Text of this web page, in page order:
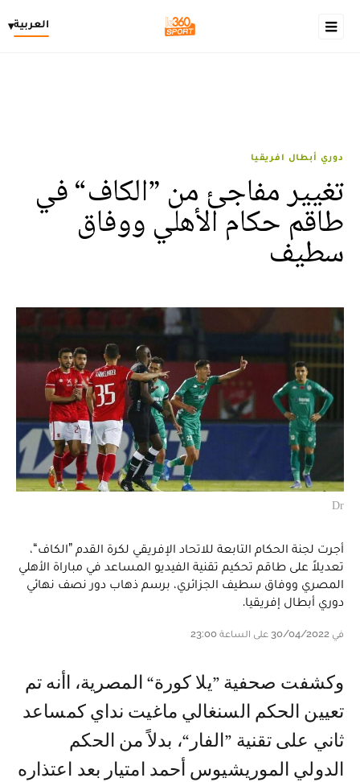
العربية▾
دوري أبطال افريقيا
تغيير مفاجئ من ”الكاف“ في
طاقم حكام الأهلي ووفاق
سطيف
Dr
أجرت لجنة الحكام التابعة للاتحاد الإفريقي لكرة القدم ”الكاف“،
تعديلاً على طاقم تحكيم تقنية الفيديو المساعد في مباراة الأهلي
المصري ووفاق سطيف الجزائري، برسم ذهاب دور نصف نهائي
دوري أبطال إفريقيا.
في 30/04/2022 على الساعة 23:00
وكشفت صحفية ”يلا كورة“ المصرية، اأنه تم
تعيين الحكم السنغالي ماغيت نداي كمساعد
ثاني على تقنية ”الفار“، بدلاً من الحكم
الدولي الموريشيوس أحمد امتيار بعد اعتذاره